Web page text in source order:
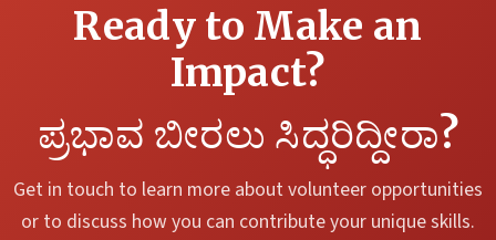
Ready to Make an
Impact?
ಪ್ರಭಾವ ಬೀರಲು ಸಿದ್ಧರಿದ್ದೀರಾ?
Get in touch to learn more about volunteer opportunities
or to discuss how you can contribute your unique skills.